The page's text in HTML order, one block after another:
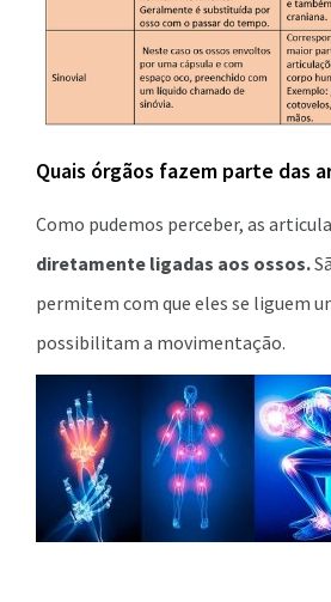
Quais órgãos fazem parte das
Como pudemos perceber, as
diretamente ligadas aos ossos.
permitem com que eles se liguem
possibilitam a movimentação.